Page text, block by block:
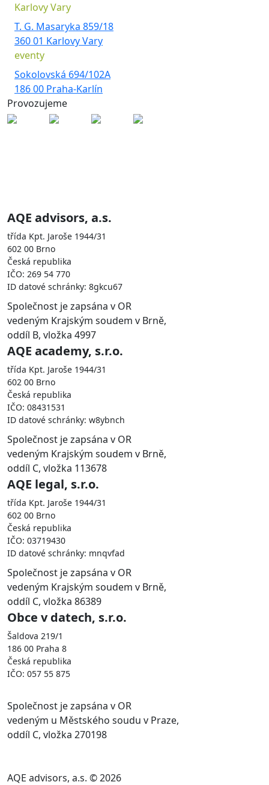
Karlovy Vary
T. G. Masaryka 859/18
360 01 Karlovy Vary
eventy
Sokolovská 694/102A
186 00 Praha-Karlín
Provozujeme
AQE advisors, a.s.
třída Kpt. Jaroše 1944/31
602 00 Brno
Česká republika
IČO: 269 54 770
ID datové schránky: 8gkcu67
Společnost je zapsána v OR
vedeným Krajským soudem v Brně,
oddíl B, vložka 4997
AQE academy, s.r.o.
třída Kpt. Jaroše 1944/31
602 00 Brno
Česká republika
IČO: 08431531
ID datové schránky: w8ybnch
Společnost je zapsána v OR
vedeným Krajským soudem v Brně,
oddíl C, vložka 113678
AQE legal, s.r.o.
třída Kpt. Jaroše 1944/31
602 00 Brno
Česká republika
IČO: 03719430
ID datové schránky: mnqvfad
Společnost je zapsána v OR
vedeným Krajským soudem v Brně,
oddíl C, vložka 86389
Obce v datech, s.r.o.
Šaldova 219/1
186 00 Praha 8
Česká republika
IČO: 057 55 875
Společnost je zapsána v OR
vedeným u Městského soudu v Praze,
oddíl C, vložka 270198
AQE advisors, a.s. © 2026